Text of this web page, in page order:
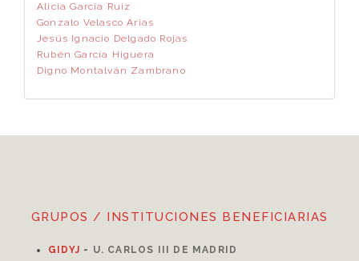
Alicia García Ruiz
Gonzalo Velasco Arias
Jesús Ignacio Delgado Rojas
Rubén García Higuera
Digno Montalván Zambrano
GRUPOS / INSTITUCIONES BENEFICIARIAS
GIDYJ - U. CARLOS III DE MADRID